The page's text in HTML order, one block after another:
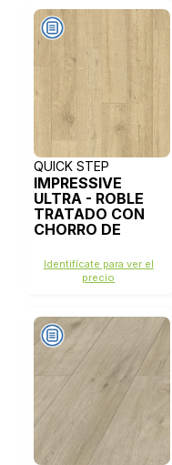
QUICK STEP
IMPRESSIVE
ULTRA - ROBLE
TRATADO CON
CHORRO DE
- IMU1853
Identifícate para ver el
precio